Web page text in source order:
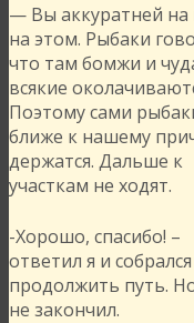
— Вы аккуратней на
на этом. Рыбаки
что там бомжи и
всякие
Поэтому сами
ближе к нашему
держатся. Дальше к
участкам не ходят.
-Хорошо, спасибо! –
ответил я и собрался
продолжить путь.
не закончил.